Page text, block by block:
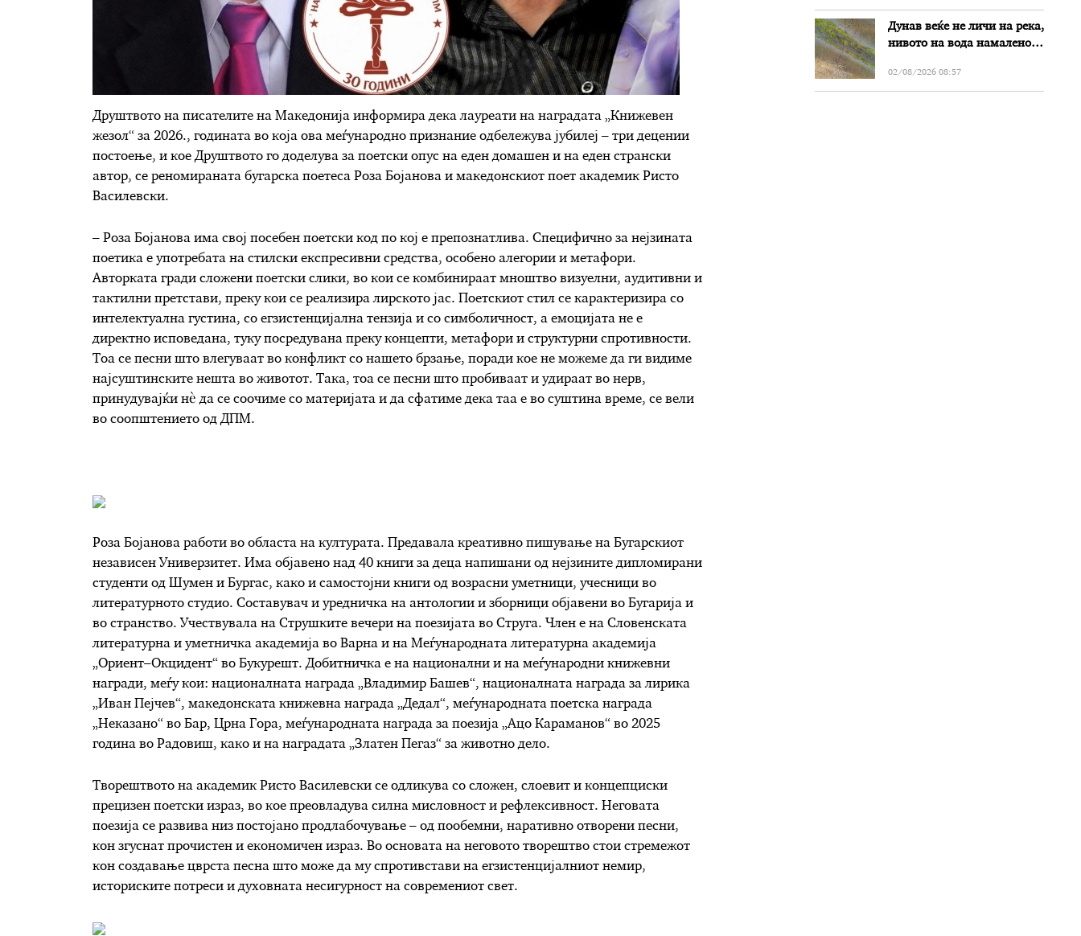
Друштвото на писателите на Македонија информира дека лауреати на наградата „Книжевен
жезол“ за 2026., годината во која ова меѓународно признание одбележува јубилеј – три децении
постоење, и кое Друштвото го доделува за поетски опус на еден домашен и на еден странски
автор, се реномираната бугарска поетеса Роза Бојанова и македонскиот поет академик Ристо
Василевски.
– Роза Бојанова има свој посебен поетски код по кој е препознатлива. Специфично за нејзината
поетика е употребата на стилски експресивни средства, особено алегории и метафори.
Авторката гради сложени поетски слики, во кои се комбинираат мноштво визуелни, аудитивни и
тактилни претстави, преку кои се реализира лирското јас. Поетскиот стил се карактеризира со
интелектуална густина, со егзистенцијална тензија и со симболичност, а емоцијата не е
директно исповедана, туку посредувана преку концепти, метафори и структурни спротивности.
Тоа се песни што влегуваат во конфликт со нашето брзање, поради кое не можеме да ги видиме
најсуштинските нешта во животот. Така, тоа се песни што пробиваат и удираат во нерв,
принудувајќи нè да се соочиме со материјата и да сфатиме дека таа е во суштина време, се вели
во соопштението од ДПМ.
Роза Бојанова работи во областа на културата. Предавала креативно пишување на Бугарскиот
независен Универзитет. Има објавено над 40 книги за деца напишани од нејзините дипломирани
студенти од Шумен и Бургас, како и самостојни книги од возрасни уметници, учесници во
литературното студио. Составувач и уредничка на антологии и зборници објавени во Бугарија и
во странство. Учествувала на Струшките вечери на поезијата во Струга. Член е на Словенската
литературна и уметничка академија во Варна и на Меѓународната литературна академија
„Ориент–Окцидент“ во Букурешт. Добитничка е на национални и на меѓународни книжевни
награди, меѓу кои: националната награда „Владимир Башев“, националната награда за лирика
„Иван Пејчев“, македонската книжевна награда „Дедал“, меѓународната поетска награда
„Неказано“ во Бар, Црна Гора, меѓународната награда за поезија „Ацо Караманов“ во 2025
година во Радовиш, како и на наградата „Златен Пегаз“ за животно дело.
Творештвото на академик Ристо Василевски се одликува со сложен, слоевит и концепциски
прецизен поетски израз, во кое преовладува силна мисловност и рефлексивност. Неговата
поезија се развива низ постојано продлабочување – од пообемни, наративно отворени песни,
кон згуснат прочистен и економичен израз. Во основата на неговото творештво стои стремежот
кон создавање цврста песна што може да му спротивстави на егзистенцијалниот немир,
историските потреси и духовната несигурност на современиот свет.
Дунав веќе не личи на река,
нивото на вода намалено
Бугарија
02/08/2026 08:57